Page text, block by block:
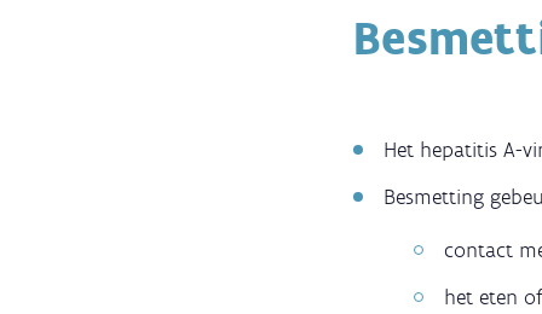
Het hepatitis A-
Besmetting
contact
het eten